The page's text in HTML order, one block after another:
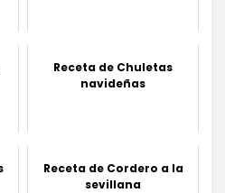
Receta de Chuletas
navideñas
Receta de Cordero a la
sevillana